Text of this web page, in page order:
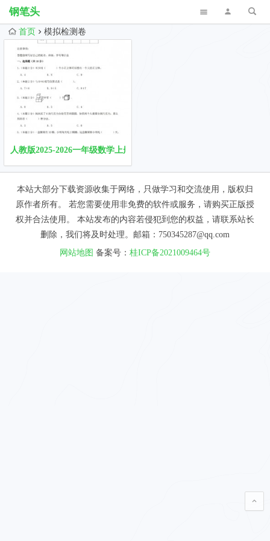
钢笔头
首页 模拟检测卷
人教版2025-2026一年级数学上册期末全真模拟检测卷免费下载（含答
本站大部分下载资源收集于网络，只做学习和交流使用，版权归
原作者所有。 若您需要使用非免费的软件或服务，请购买正版授
权并合法使用。 本站发布的内容若侵犯到您的权益，请联系站长
删除，我们将及时处理。邮箱：750345287@qq.com
网站地图 备案号： 桂ICP备2021009464号